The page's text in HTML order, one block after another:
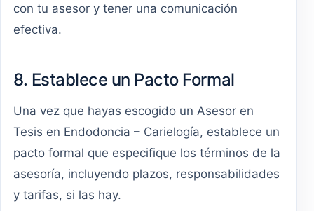
con tu asesor y tener una comunicación
efectiva.
8. Establece un Pacto Formal
Una vez que hayas escogido un Asesor en
Tesis en Endodoncia – Carielogía, establece un
pacto formal que especifique los términos de la
asesoría, incluyendo plazos, responsabilidades
y tarifas, si las hay.